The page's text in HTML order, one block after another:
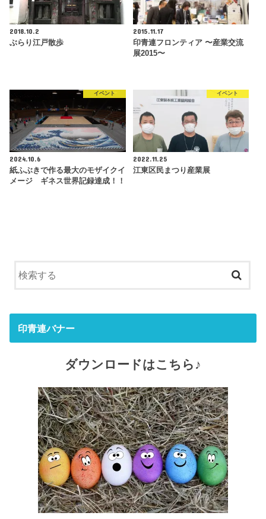
2018.10.2
ぶらり江戸散歩
2015.11.17
印青連フロンティア 〜産業交流
展2015〜
イベント
2024.10.6
紙ふぶきで作る最大のモザイクイ
メージ ギネス世界記録達成！！
イベント
2022.11.25
江東区民まつり産業展
印青連バナー
ダウンロードはこちら♪